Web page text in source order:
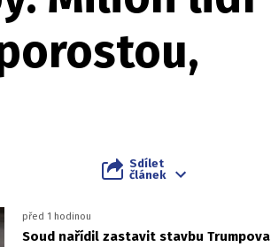
Sdílet
článek
před 1 hodinou
Soud nařídil zastavit stavbu Trumpova